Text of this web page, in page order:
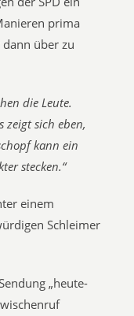
prima
über zu
die Leute.
sich eben,
kann ein
stecken.“
einem
Schleimer
„heute-